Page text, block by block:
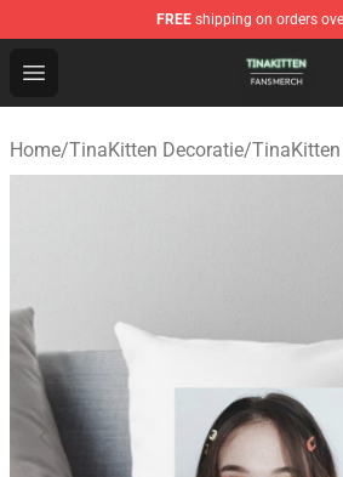
FREE shipping on orders
Open menu
TinaKitten Shop - Official
Home/TinaKitten Decoratie/